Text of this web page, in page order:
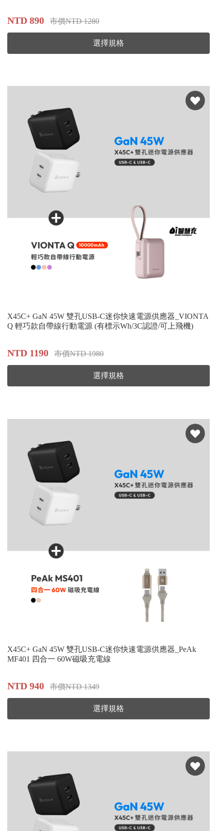
NTD 890 市價NTD 1280
選擇規格
X45C+ GaN 45W 雙孔USB-C迷你快速電源供應器_VIONTA
Q 輕巧款自帶線行動電源 (有標示Wh/3C認證/可上飛機)
NTD 1190 市價NTD 1980
選擇規格
X45C+ GaN 45W 雙孔USB-C迷你快速電源供應器_PeAk
MF401 四合一 60W磁吸充電線
NTD 940 市價NTD 1349
選擇規格